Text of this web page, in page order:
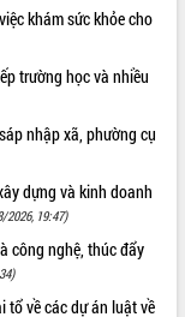
khám sức khỏe cho
trường học và nhiều
nhập xã, phường cụ
dựng và kinh doanh
2026, 19:47)
công nghệ, thúc đẩy
tổ về các dự án luật về